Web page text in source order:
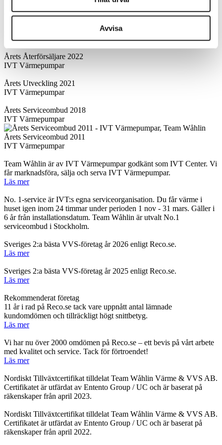
Avvisa
Dagens industri
IVT Värmepumpar
Årets Återförsäljare 2022
IVT Värmepumpar
Årets Utveckling 2021
IVT Värmepumpar
Årets Serviceombud 2018
IVT Värmepumpar
Årets Serviceombud 2011
IVT Värmepumpar
Team Wåhlin är av IVT Värmepumpar godkänt som IVT Center. Vi
får marknadsföra, sälja och serva IVT Värmepumpar.
Läs mer
No. 1-service är IVT:s egna serviceorganisation. Du får värme i
huset igen inom 24 timmar under perioden 1 nov - 31 mars. Gäller i
6 år från installationsdatum. Team Wåhlin är utvalt No.1
serviceombud i Stockholm.
Sveriges 2:a bästa VVS-företag år 2026 enligt Reco.se.
Läs mer
Sveriges 2:a bästa VVS-företag år 2025 enligt Reco.se.
Läs mer
Rekommenderat företag
11 år i rad på Reco.se tack vare uppnått antal lämnade
kundomdömen och tillräckligt högt snittbetyg.
Läs mer
Vi har nu över 2000 omdömen på Reco.se – ett bevis på vårt arbete
med kvalitet och service. Tack för förtroendet!
Läs mer
Nordiskt Tillväxtcertifikat tilldelat Team Wåhlin Värme & VVS AB.
Certifikatet är utfärdat av Entento Group / UC och är baserat på
räkenskaper från april 2023.
Nordiskt Tillväxtcertifikat tilldelat Team Wåhlin Värme & VVS AB.
Certifikatet är utfärdat av Entento Group / UC och är baserat på
räkenskaper från april 2022.